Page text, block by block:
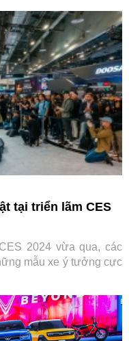
tại triển lãm CES
2024 vừa qua, các
mẫu xe ý tưởng cực